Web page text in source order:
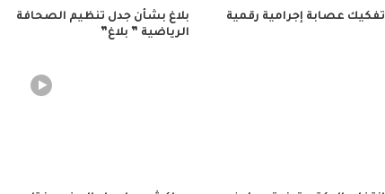
تفكيك عصابة إجرامية رقمية
بلاغ بشأن جدل تنظيم الصحافة
الرياضية ” بلاغ”